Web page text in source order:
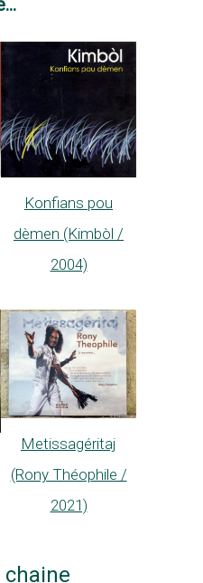
Konfians pou
dèmen (Kimbòl /
2004)
Metissagéritaj
(Rony Théophile /
2021)